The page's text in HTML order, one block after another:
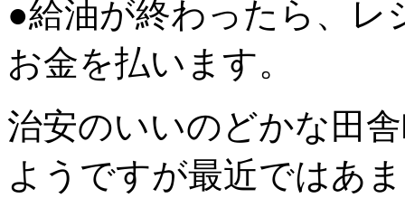
●給油が終わったら、レ
お金を払います。
治安のいいのどかな田
ようですが最近ではあ